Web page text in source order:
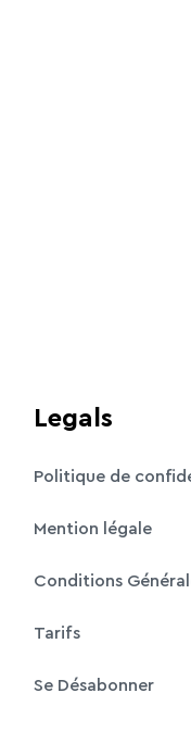
Legals
Politique de
Mention légale
Conditions
Tarifs
Se Désabonner